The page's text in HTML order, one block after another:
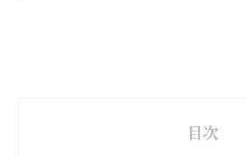
目次